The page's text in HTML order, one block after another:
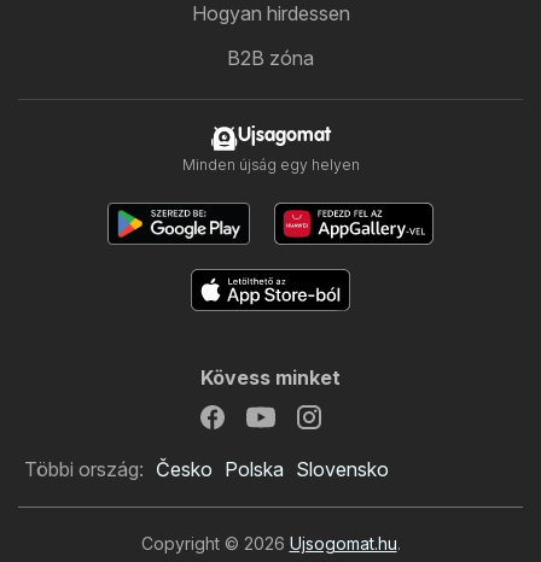
Hogyan hirdessen
B2B zóna
Ujsagomat
Minden újság egy helyen
Kövess minket
Többi ország: Česko Polska Slovensko
Copyright © 2026 Ujsogomat.hu.